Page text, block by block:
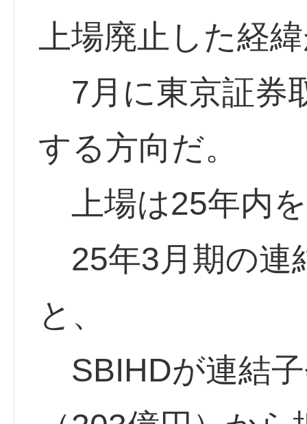
上場廃止した経
7月に東京証券
する方向だ。
上場は25年内
25年3月期の連
と、
SBIHDが連結